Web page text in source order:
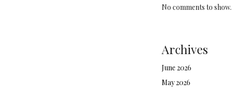
No comments to show.
Archives
June 2026
May 2026